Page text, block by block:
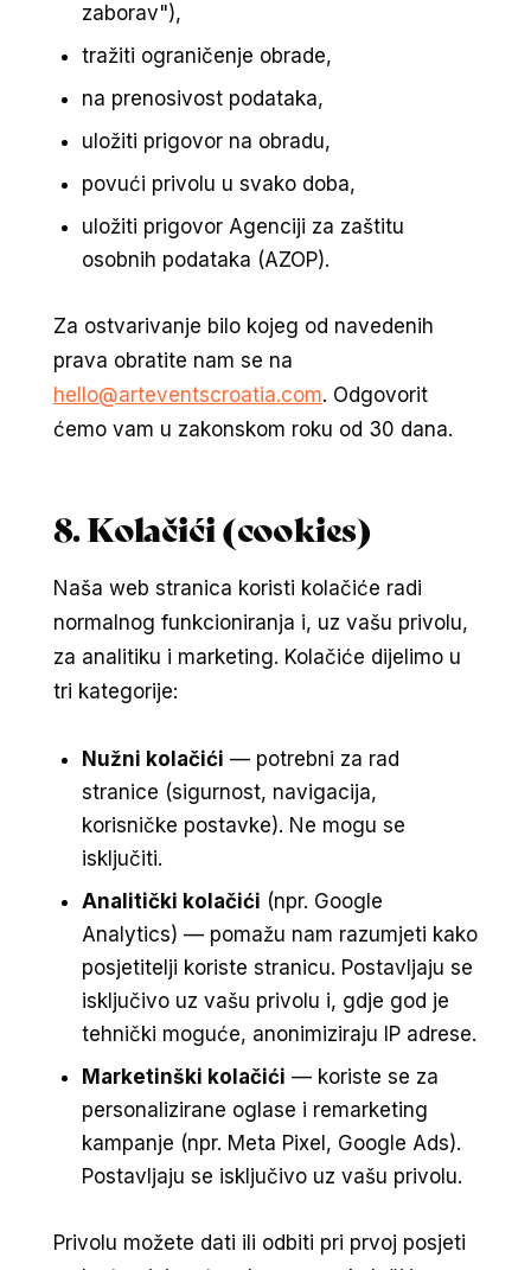
zaborav"),
tražiti ograničenje obrade,
na prenosivost podataka,
uložiti prigovor na obradu,
povući privolu u svako doba,
uložiti prigovor Agenciji za zaštitu
osobnih podataka (AZOP).
Za ostvarivanje bilo kojeg od navedenih
prava obratite nam se na
hello@arteventscroatia.com. Odgovorit
ćemo vam u zakonskom roku od 30 dana.
8. Kolačići (cookies)
Naša web stranica koristi kolačiće radi
normalnog funkcioniranja i, uz vašu privolu,
za analitiku i marketing. Kolačiće dijelimo u
tri kategorije:
Nužni kolačići — potrebni za rad
stranice (sigurnost, navigacija,
korisničke postavke). Ne mogu se
isključiti.
Analitički kolačići (npr. Google
Analytics) — pomažu nam razumjeti kako
posjetitelji koriste stranicu. Postavljaju se
isključivo uz vašu privolu i, gdje god je
tehnički moguće, anonimiziraju IP adrese.
Marketinški kolačići — koriste se za
personalizirane oglase i remarketing
kampanje (npr. Meta Pixel, Google Ads).
Postavljaju se isključivo uz vašu privolu.
Privolu možete dati ili odbiti pri prvoj posjeti